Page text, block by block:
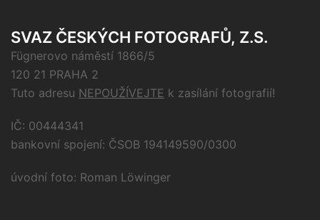
SVAZ ČESKÝCH FOTOGRAFŮ, Z.S.
Fügnerovo náměstí 1866/5
120 21 PRAHA 2
Tuto adresu NEPOUŽÍVEJTE k zasílání fotografií!
IČ: 00444341
bankovní spojení: ČSOB 194149590/0300
úvodní foto: Roman Löwinger